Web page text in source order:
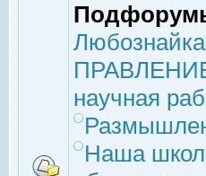
научная
Наша